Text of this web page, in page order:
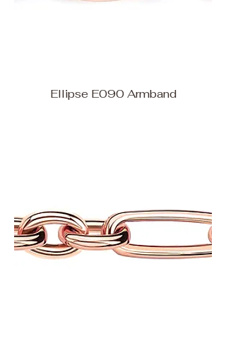
Ellipse E090 Armband